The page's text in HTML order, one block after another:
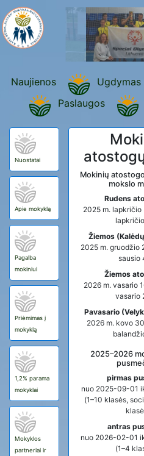
Naujienos Ugdymas
Paslaugos
Nuostatai
Apie mokyklą
Pagalba
mokiniui
Priėmimas į
mokyklą
1,2% parama
mokyklai
Mokyklos
partneriai ir
Mokinių
mokslo
Rudens
2025 m. lapkričio
Žiemos
2025 m. gruodžio
sausio
Žiemos
2026 m. vasario
vasario
Pavasario
2026 m. kovo
2025–2026
pirmas
nuo 2025-09-01
(1–10 klasės,
antras
nuo 2026-02-01
(1–4